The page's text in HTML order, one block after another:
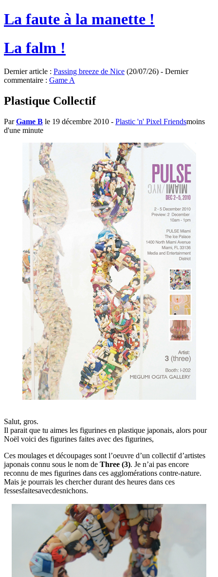
La faute à la manette !
La falm !
Dernier article : Passing breeze de Nice (20/07/26) - Dernier
commentaire : Game A
Plastique Collectif
ParGame B le 19 décembre 2010 - Plastic 'n' Pixel Friendsmoins
d'une minute
Salut, gros.
Il parait que tu aimes les figurines en plastique japonais, alors pour
Noël voici des figurines faites avec des figurines,
Ces moulages et découpages sont l’oeuvre d’un collectif d’artistes
japonais connu sous le nom de Three (3). Je n’ai pas encore
reconnu de mes figurines dans ces agglomérations contre-nature.
Mais je pourrais les chercher durant des heures dans ces
fessesfaitesavecdesnichons.